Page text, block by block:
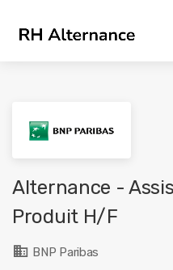
Alternance -
Produit H/F
BNP Paribas